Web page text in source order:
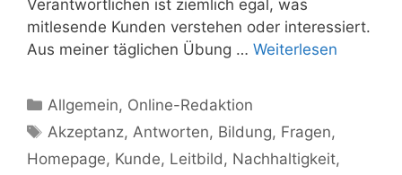
Verantwortlichen ist ziemlich egal, was
mitlesende Kunden verstehen oder interessiert.
Aus meiner täglichen Übung … Weiterlesen
Kategorien
Allgemein, Online-Redaktion
Schlagwörter
Akzeptanz, Antworten, Bildung, Fragen,
Homepage, Kunde, Leitbild , Nachhaltigkeit,